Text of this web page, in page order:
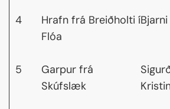
4
Hrafn frá Breiðholti í
Flóa
5
Garpur frá
Skúfslæk